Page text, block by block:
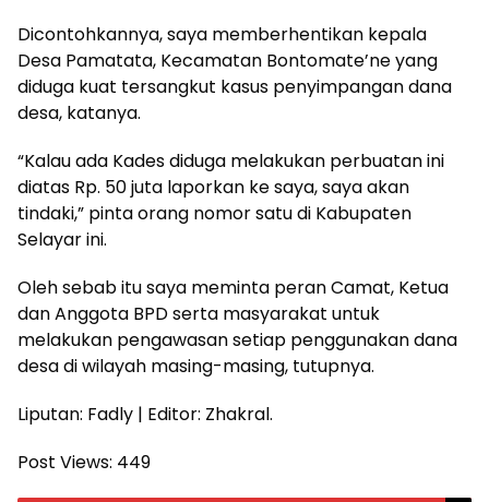
Dicontohkannya, saya memberhentikan kepala
Desa Pamatata, Kecamatan Bontomate’ne yang
diduga kuat tersangkut kasus penyimpangan dana
desa, katanya.
“Kalau ada Kades diduga melakukan perbuatan ini
diatas Rp. 50 juta laporkan ke saya, saya akan
tindaki,” pinta orang nomor satu di Kabupaten
Selayar ini.
Oleh sebab itu saya meminta peran Camat, Ketua
dan Anggota BPD serta masyarakat untuk
melakukan pengawasan setiap penggunakan dana
desa di wilayah masing-masing, tutupnya.
Liputan: Fadly | Editor: Zhakral.
Post Views: 449